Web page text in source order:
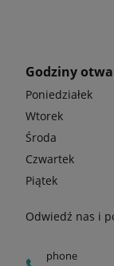
Godziny
Poniedziałek
Wtorek
Środa
Czwartek
Piątek
Odwiedź nas i
phone